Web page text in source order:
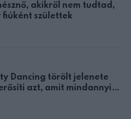
akikről nem tudtad,
fiúként születtek
Dancing törölt jelenete
azt, amit mindannyian